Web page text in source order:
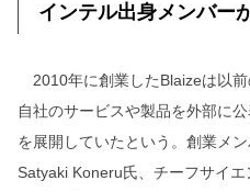
インテル出身メンバー
2010年に創業したBlaizeは以
自社のサービスや製品を外部に
を展開していたという。創業メ
Satyaki Koneru氏、チーフサイ